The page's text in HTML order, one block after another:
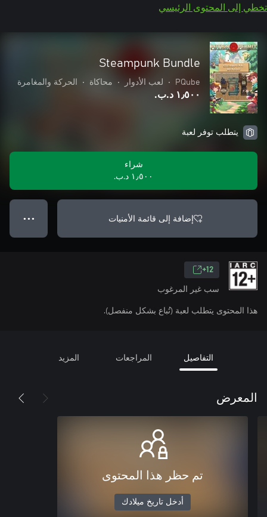
تخطي إلى المحتوى الرئيسي
Steampunk Bundle
PQube
• لعب الأدوار • محاكاة • الحركة والمغامرة
١٫٥٠٠ د.ب.‏
يتطلب توفر لعبة
شراء
١٫٥٠٠ د.ب.‏
إضافة إلى قائمة الأمنيات ● ● ●
12+
سب غير المرغوب
هذا المحتوى يتطلب لعبة (تُباع بشكل منفصل).
التفاصيل المراجعات المزيد
المعرض
تم حظر هذا المحتوى
أدخل تاريخ ميلادك